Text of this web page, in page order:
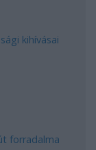
kihívásai
forradalma